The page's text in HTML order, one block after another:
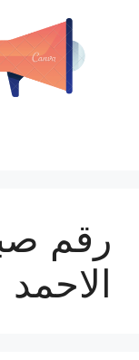
رقم
الاحمد